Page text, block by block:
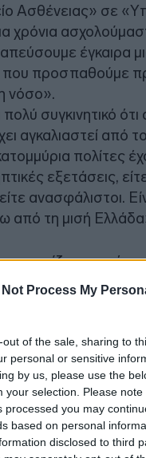
Not Process My
out of the sale, sharing to
personal or sensitive
by us, please use the
your selection. Please
processed you may
based on personal
disclosed to third
Ασθένειας» σε
χρόνια
έγκαιρα
προσπαθούμε
νόσο».
πολύ συγκινητικό ότι
αγκαλιαστεί από
πολίτες
εξετάσεις, είτε
ανασφάλιστοι.
από τη μισή
και
ακόμη να
με ευρήματα.
οι άνθρωποι θα έχουν
στην υγεία τους
εμφανίσουν
ο καρκίνος του